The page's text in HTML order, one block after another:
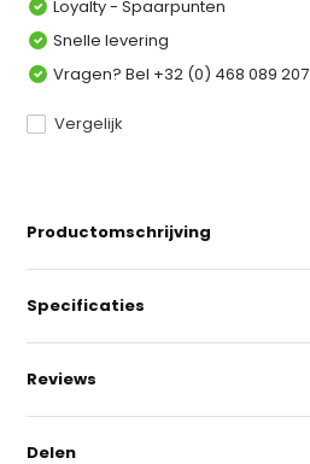
Loyalty - Spaarpunten
Snelle levering
Vragen? Bel +32 (0) 468 089 207
Vergelijk
Productomschrijving
Specificaties
Reviews
Delen